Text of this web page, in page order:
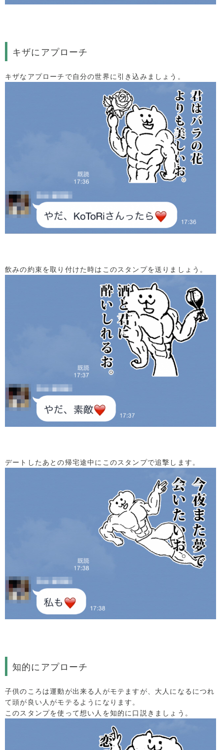
キザにアプローチ
キザなアプローチで自分の世界に引き込みましょう。
飲みの約束を取り付けた時はこのスタンプを送りましょう。
デートしたあとの帰宅途中にこのスタンプで追撃します。
知的にアプローチ
子供のころは運動が出来る人がモテますが、大人になるにつれ
て頭が良い人がモテるようになります。
このスタンプを使って想い人を知的に口説きましょう。